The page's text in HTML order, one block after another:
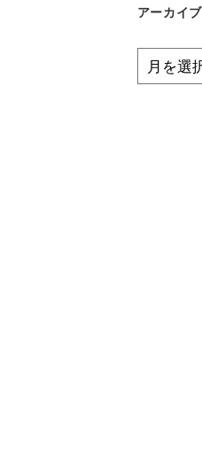
ー
アーカイブ
ア
ー